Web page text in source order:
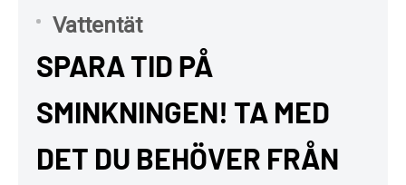
Vattentät
SPARA TID PÅ
SMINKNINGEN! TA MED
DET DU BEHÖVER FRÅN